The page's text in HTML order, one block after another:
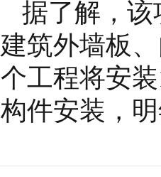
据了解，
建筑外墙板
个工程将安
构件安装，